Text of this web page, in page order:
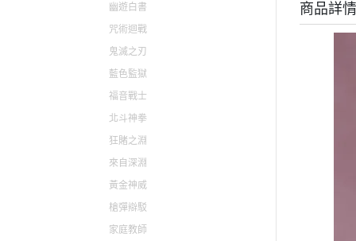
幽遊白書
咒術迴戰
鬼滅之刃
藍色監獄
福音戰士
北斗神拳
狂賭之淵
來自深淵
黃金神威
槍彈辯駁
家庭教師
商品詳情